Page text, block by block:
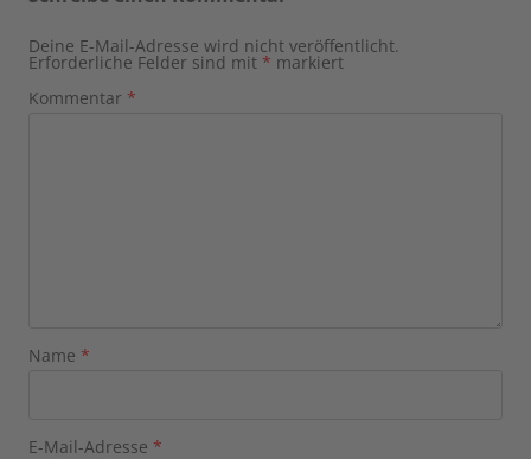
Deine E-Mail-Adresse wird nicht veröffentlicht.
Erforderliche Felder sind mit * markiert
Kommentar *
Name *
E-Mail-Adresse *